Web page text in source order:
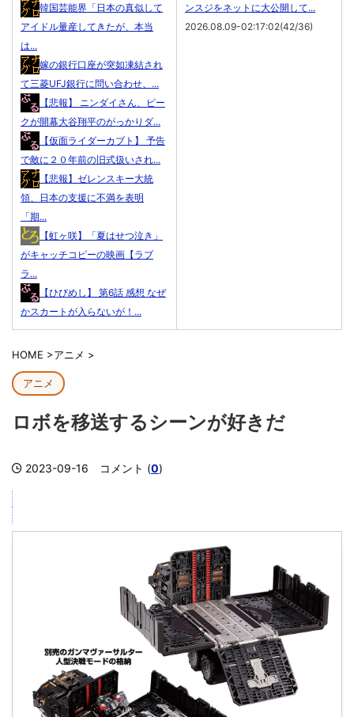
韓国芸能界「日本の真似して
アイドル量産してきたが、本当
は...
嫁の銀行口座が突如凍結され
て三菱UFJ銀行に問い合わせ、...
【悲報】 ニンダイさん、ピー
クが開幕大谷翔平のがっかりダ...
【仮面ライダーカブト】 予告
で敵に２０年前の旧式扱いされ...
【悲報】ゼレンスキー大統
領、日本の支援に不満を表明
「期...
【虹ヶ咲】「夏はせつ泣き」
がキャッチコピーの映画【ラブ
ラ...
【ひびめし】 第6話 感想 なぜ
かスカートが入らないが！...
ンスジをネットに大公開して...
2026.08.09-02:17:02(42/36)
HOME >アニメ >
アニメ
ロボを移送するシーンが好きだ
2023-09-16 コメント (0)